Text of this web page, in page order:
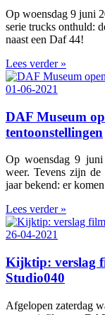
Op woensdag 9 juni
serie trucks onthuld:
naast een Daf 44!
Lees verder »
01-06-2021
DAF Museum
tentoonstellingen
Op woensdag 9
weer. Tevens zijn de
jaar bekend: er
Lees verder »
26-04-2021
Kijktip: verslag
Studio040
Afgelopen zaterdag